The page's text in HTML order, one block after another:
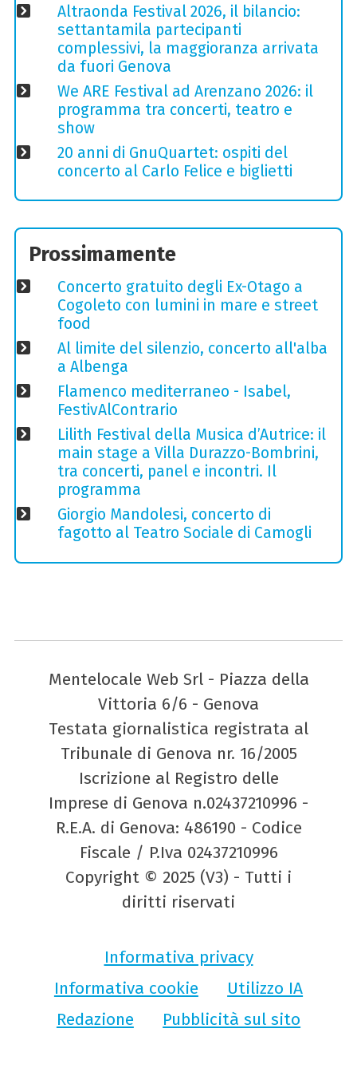
Altraonda Festival 2026, il bilancio:
settantamila partecipanti
complessivi, la maggioranza arrivata
da fuori Genova
We ARE Festival ad Arenzano 2026: il
programma tra concerti, teatro e
show
20 anni di GnuQuartet: ospiti del
concerto al Carlo Felice e biglietti
Prossimamente
Concerto gratuito degli Ex-Otago a
Cogoleto con lumini in mare e street
food
Al limite del silenzio, concerto all'alba
a Albenga
Flamenco mediterraneo - Isabel,
FestivAlContrario
Lilith Festival della Musica d’Autrice: il
main stage a Villa Durazzo-Bombrini,
tra concerti, panel e incontri. Il
programma
Giorgio Mandolesi, concerto di
fagotto al Teatro Sociale di Camogli
Mentelocale Web Srl - Piazza della
Vittoria 6/6 - Genova
Testata giornalistica registrata al
Tribunale di Genova nr. 16/2005
Iscrizione al Registro delle
Imprese di Genova n.02437210996 -
R.E.A. di Genova: 486190 - Codice
Fiscale / P.Iva 02437210996
Copyright © 2025 (V3) - Tutti i
diritti riservati
Informativa privacy
Informativa cookie
Utilizzo IA
Redazione
Pubblicità sul sito